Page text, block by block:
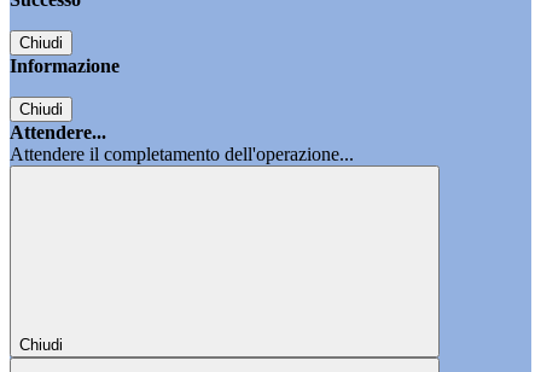
Chiudi
Informazione
Chiudi
Attendere...
Attendere il completamento dell'operazione...
Chiudi